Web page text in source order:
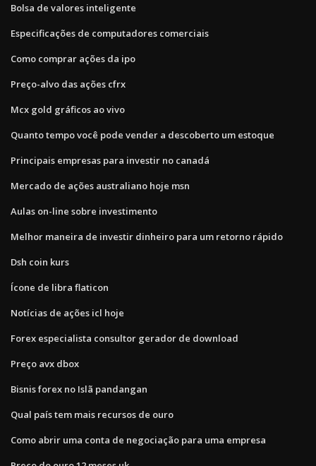
Bolsa de valores inteligente
Especificações de computadores comerciais
Como comprar ações da ipo
Preço-alvo das ações cfrx
Mcx gold gráficos ao vivo
Quanto tempo você pode vender a descoberto um estoque
Principais empresas para investir no canadá
Mercado de ações australiano hoje msn
Aulas on-line sobre investimento
Melhor maneira de investir dinheiro para um retorno rápido
Dsh coin kurs
Ícone de libra flaticon
Notícias de ações icl hoje
Forex especialista consultor gerador de download
Preço avx dbox
Bisnis forex no Islã pandangan
Qual país tem mais recursos de ouro
Como abrir uma conta de negociação para uma empresa